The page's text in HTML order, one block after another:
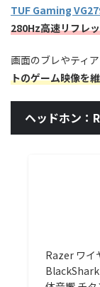
TUF Gaming
280Hz高速リフレ
画面のブレやティア
トのゲーム映像を
ヘッドホン
Razer ワイ